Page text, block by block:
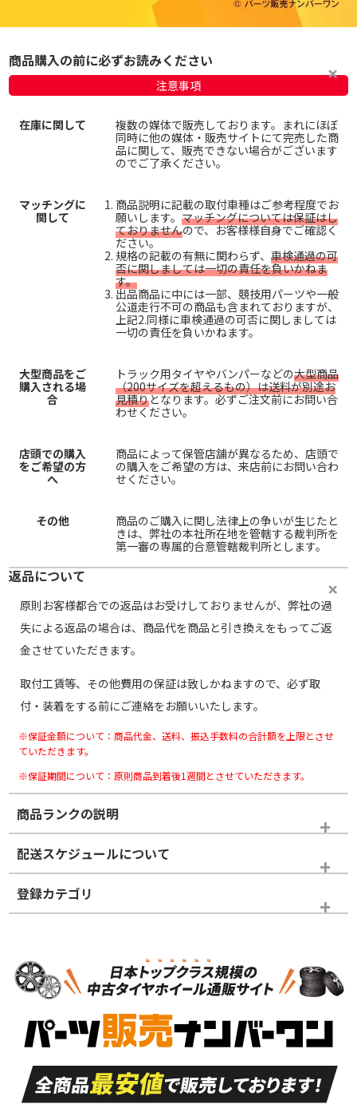
商品購入の前に必ずお読みください
注意事項
在庫に関して
複数の媒体で販売しております。まれにほぼ
同時に他の媒体・販売サイトにて完売した商
品に関して、販売できない場合がございます
のでご了承ください。
マッチングに
関して
商品説明に記載の取付車種はご参考程度でお
願いします。 マッチングについては保証はし
ておりませんので、お客様様自身でご確認く
ださい。
規格の記載の有無に関わらず、 車検通過の可
否に関しましては一切の責任を負いかねま
す。
出品商品に中には一部、競技用パーツや一般
公道走行不可の商品も含まれておりますが、
上記2.同様に車検通過の可否に関しましては
一切の責任を負いかねます。
大型商品をご
購入される場
合
トラック用タイヤやバンパーなどの大型商品
（200サイズを超えるもの）は送料が別途お
見積りとなります。必ずご注文前にお問い合
わせください。
店頭での購入
をご希望の方
へ
商品によって保管店舗が異なるため、店頭で
の購入をご希望の方は、来店前にお問い合わ
せください。
その他
商品のご購入に関し法律上の争いが生じたと
きは、弊社の本社所在地を管轄する裁判所を
第一審の専属的合意管轄裁判所とします。
返品について
原則お客様都合での返品はお受けしておりませんが、弊社の過
失による返品の場合は、商品代を商品と引き換えをもってご返
金させていただきます。
取付工賃等、その他費用の保証は致しかねますので、必ず取
付・装着をする前にご連絡をお願いいたします。
※保証金額について：商品代金、送料、振込手数料の合計額を上限とさせ
ていただきます。
※保証期間について：原則商品到着後1週間とさせていただきます。
商品ランクの説明
※商品ランクは出品者の主観により判断しておりますので、あら
かじめご了承ください。
ホイールランク
S
品）
S
新車外し品（新古
付き
A
走行距離も少なく、
目立つ傷もほとんど
ない中古品
A
走行距離も少なく、
非常に状態の良い中
古品
配送スケジュールについて
登録カテゴリ
スタッドレスタイヤホイールセット